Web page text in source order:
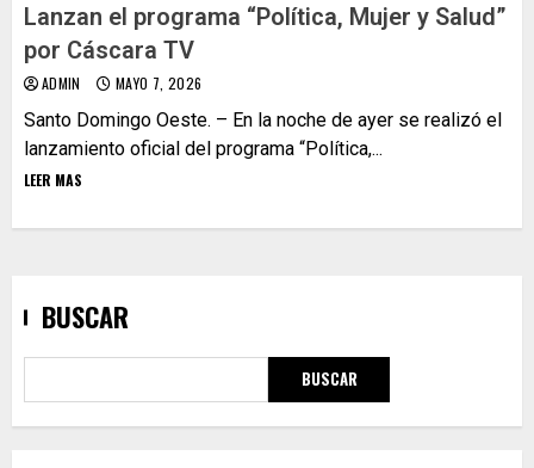
Lanzan el programa “Política, Mujer y Salud”
por Cáscara TV
ADMIN MAYO 7, 2026
Santo Domingo Oeste. – En la noche de ayer se realizó el
lanzamiento oficial del programa “Política,...
LEER MAS
BUSCAR
BUSCAR